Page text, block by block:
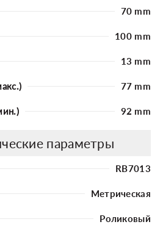
70 mm
100 mm
13 mm
77 mm
92 mm
параметры
RB7013
Метрическая
Роликовый